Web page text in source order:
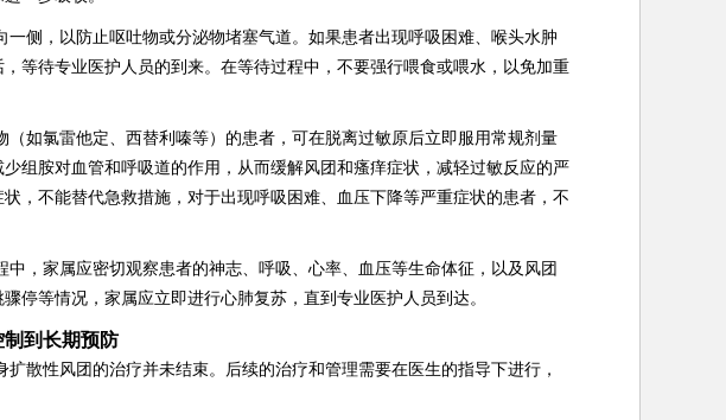
侧，以防止呕吐物或分泌物堵塞气道。如果患者出现呼吸困难、喉头水肿
等待专业医护人员的到来。在等待过程中，不要强行喂食或喂水，以免加重
如氯雷他定、西替利嗪等）的患者，可在脱离过敏原后立即服用常规剂量
组胺对血管和呼吸道的作用，从而缓解风团和瘙痒症状，减轻过敏反应的严
，不能替代急救措施，对于出现呼吸困难、血压下降等严重症状的患者，不
，家属应密切观察患者的神志、呼吸、心率、血压等生命体征，以及风团
停等情况，家属应立即进行心肺复苏，直到专业医护人员到达。
到长期预防
散性风团的治疗并未结束。后续的治疗和管理需要在医生的指导下进行，